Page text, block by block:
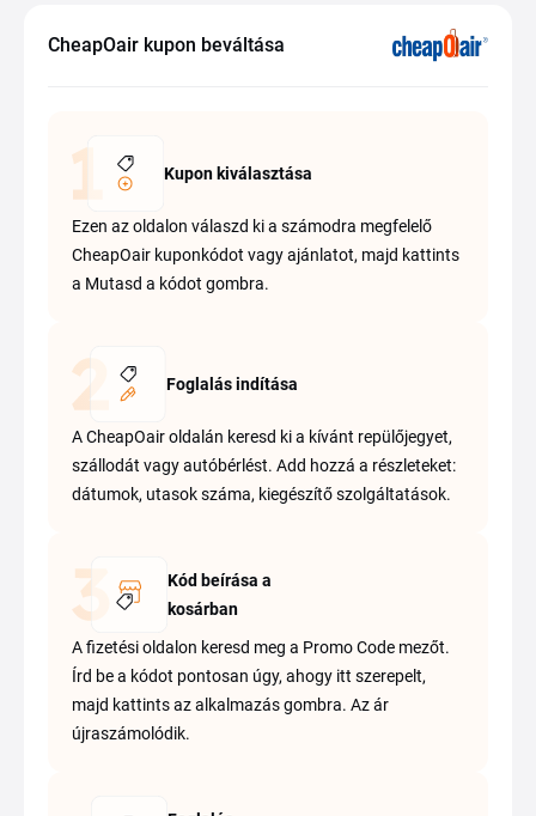
CheapOair kupon beváltása
Kupon kiválasztása
Ezen az oldalon válaszd ki a számodra megfelelő
CheapOair kuponkódot vagy ajánlatot, majd kattints
a Mutasd a kódot gombra.
Foglalás indítása
A CheapOair oldalán keresd ki a kívánt repülőjegyet,
szállodát vagy autóbérlést. Add hozzá a részleteket:
dátumok, utasok száma, kiegészítő szolgáltatások.
Kód beírása a
kosárban
A fizetési oldalon keresd meg a Promo Code mezőt.
Írd be a kódot pontosan úgy, ahogy itt szerepelt,
majd kattints az alkalmazás gombra. Az ár
újraszámolódik.